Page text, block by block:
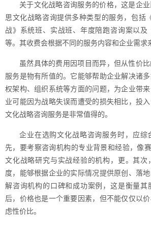
关于文化战略咨询服务的价格，这是企
思文化战略咨询提供多种类型的服务，包括
战》系统班、实战班、年度陪跑咨询案以及
等。其收费会根据不同的服务内容和企业需求
虽然具体的费用因项目而异，但从性价
服务是物有所值的。它能够帮助企业解决诸
权架构、组织系统等方面的问题，为企业带
业可能因为战略失误而遭受的损失相比，投
文化战略咨询服务是非常值得的。
企业在选购文化战略咨询服务时，应综
先，要考察咨询机构的专业背景和经验，像
文化战略研究与实战经验的机构，更。其次
度，能够根据企业的实际情况提供原创、落
解咨询机构的口碑和成功案例，这是衡量其
后，价格也是一个重要因素，但不能仅仅以
虑性价比。